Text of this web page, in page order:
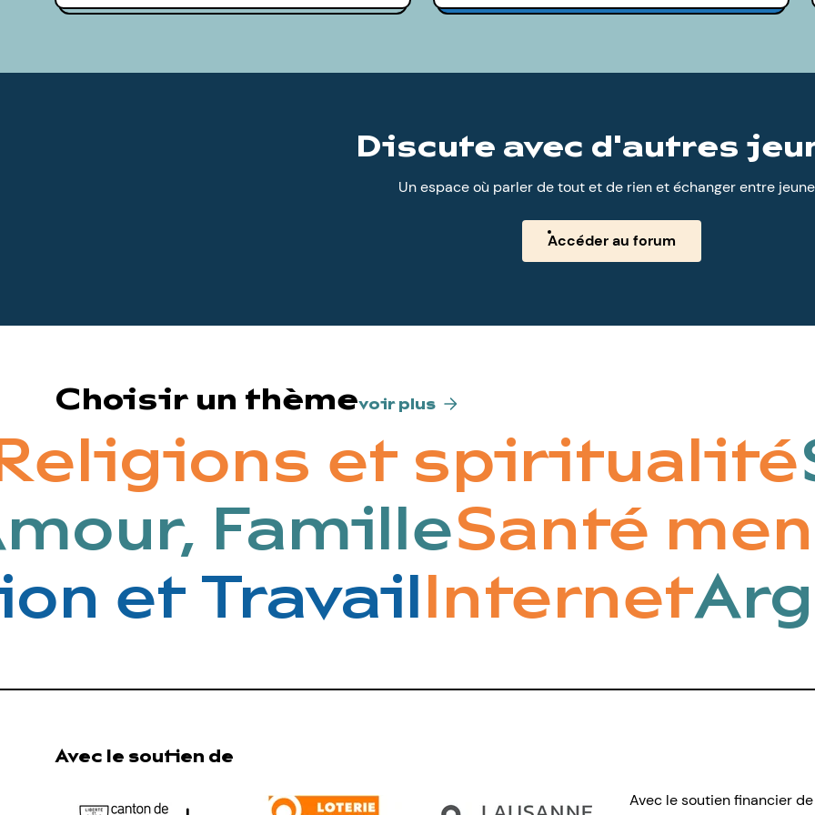
Discute avec d'autres
Un espace où parler de tout et de rien et échanger entre
Accéder au forum
Choisir un thèmevoir plus
et spiritualité
Santé
Famille
et TravailInternet
Avec le soutien de
Avec le soutien financier